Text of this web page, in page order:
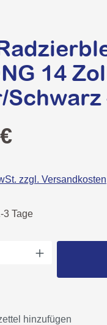
14
Schwarz
zzgl. Versandkosten
3 Tage
Gib
hinzufügen